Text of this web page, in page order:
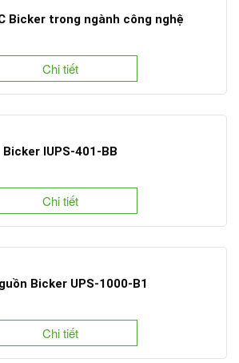
Bicker trong ngành công nghệ
Chi tiết
Bicker IUPS-401-BB
Chi tiết
Bicker UPS-1000-B1
Chi tiết